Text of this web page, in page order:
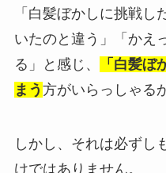
「白髪ぼかしに挑戦し
いたのと違う」「かえ
る」と感じ、
「白髪ぼ
まう 方がいらっしゃる
しかし、それは必ずし
けではありません。